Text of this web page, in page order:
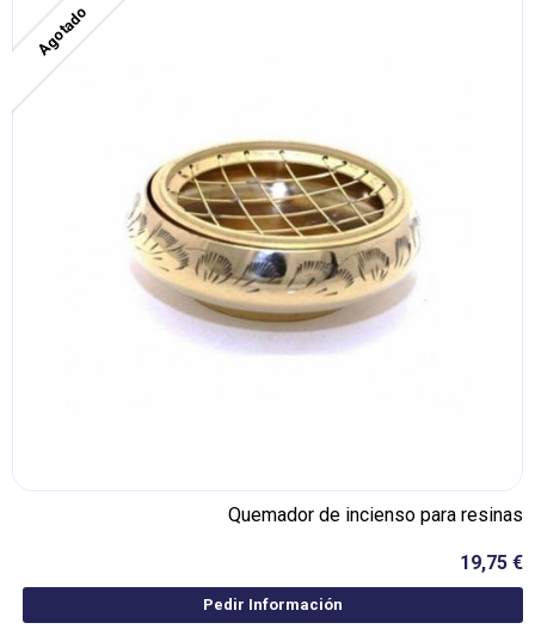
Agotado
Quemador de incienso para resinas
19,75 €
Pedir Información